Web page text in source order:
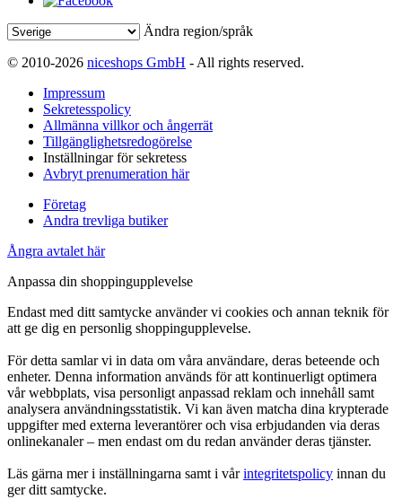
Ändra region/språk
© 2010-2026 niceshops GmbH - All rights reserved.
Impressum
Sekretesspolicy
Allmänna villkor och ångerrät
Tillgänglighetsredogörelse
Inställningar för sekretess
Avbryt prenumeration här
Företag
Andra trevliga butiker
Ångra avtalet här
Anpassa din shoppingupplevelse
Endast med ditt samtycke använder vi cookies och annan teknik för
att ge dig en personlig shoppingupplevelse.
För detta samlar vi in data om våra användare, deras beteende och
enheter. Denna information används för att kontinuerligt optimera
vår webbplats, visa personligt anpassad reklam och innehåll samt
analysera användningsstatistik. Vi kan även matcha dina krypterade
uppgifter med externa leverantörer och visa erbjudanden via deras
onlinekanaler – men endast om du redan använder deras tjänster.
Läs gärna mer i inställningarna samt i vårintegritetspolicy innan du
ger ditt samtycke.